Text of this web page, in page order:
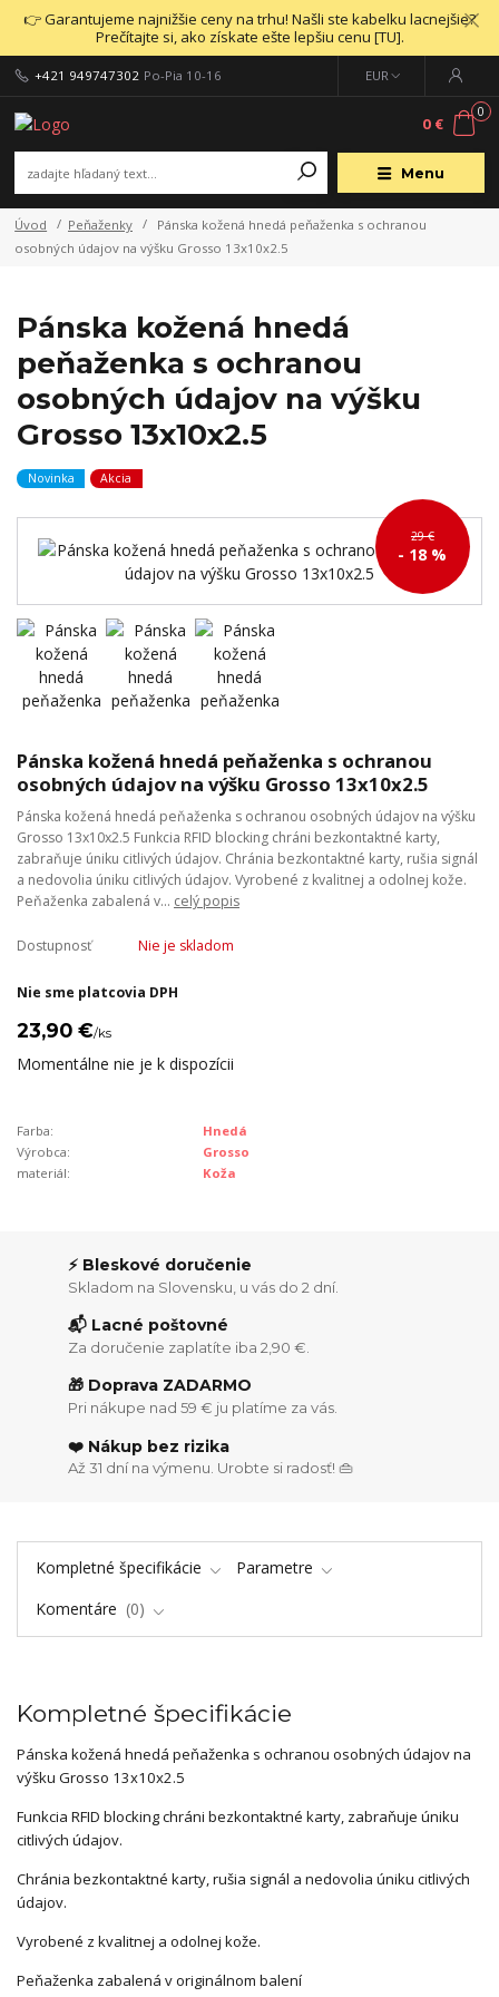
👉 Garantujeme najnižšie ceny na trhu! Našli ste kabelku lacnejšie?
Prečítajte si, ako získate ešte lepšiu cenu [TU].
Menu
EUR
+421 949747302 Po-Pia 10-16
0
0 €
Úvod Peňaženky
Pánska kožená hnedá peňaženka s ochranou
osobných údajov na výšku Grosso 13x10x2.5
Pánska kožená hnedá
peňaženka s ochranou
osobných údajov na výšku
Grosso 13x10x2.5
Novinka Akcia
29 €
- 18 %
Pánska kožená hnedá peňaženka s ochranou
osobných údajov na výšku Grosso 13x10x2.5
Pánska kožená hnedá peňaženka s ochranou osobných údajov na výšku
Grosso 13x10x2.5 Funkcia RFID blocking chráni bezkontaktné karty,
zabraňuje úniku citlivých údajov. Chránia bezkontaktné karty, rušia signál
a nedovolia úniku citlivých údajov. Vyrobené z kvalitnej a odolnej kože.
Peňaženka zabalená v... celý popis
Dostupnosť Nie je skladom
Nie sme platcovia DPH
23,90 €/ks
Momentálne nie je k dispozícii
Farba:
Hnedá
Výrobca:
Grosso
materiál:
Koža
⚡ Bleskové doručenie
Skladom na Slovensku, u vás do 2 dní.
📬 Lacné poštovné
Za doručenie zaplatíte iba 2,90 €.
🎁 Doprava ZADARMO
Pri nákupe nad 59 € ju platíme za vás.
❤️ Nákup bez rizika
Až 31 dní na výmenu. Urobte si radosť! 👜
Kompletné špecifikácie
Parametre
Komentáre
0
Kompletné špecifikácie
Pánska kožená hnedá peňaženka s ochranou osobných údajov na
výšku Grosso 13x10x2.5
Funkcia RFID blocking chráni bezkontaktné karty, zabraňuje úniku
citlivých údajov.
Chránia bezkontaktné karty, rušia signál a nedovolia úniku citlivých
údajov.
Vyrobené z kvalitnej a odolnej kože.
Peňaženka zabalená v originálnom balení